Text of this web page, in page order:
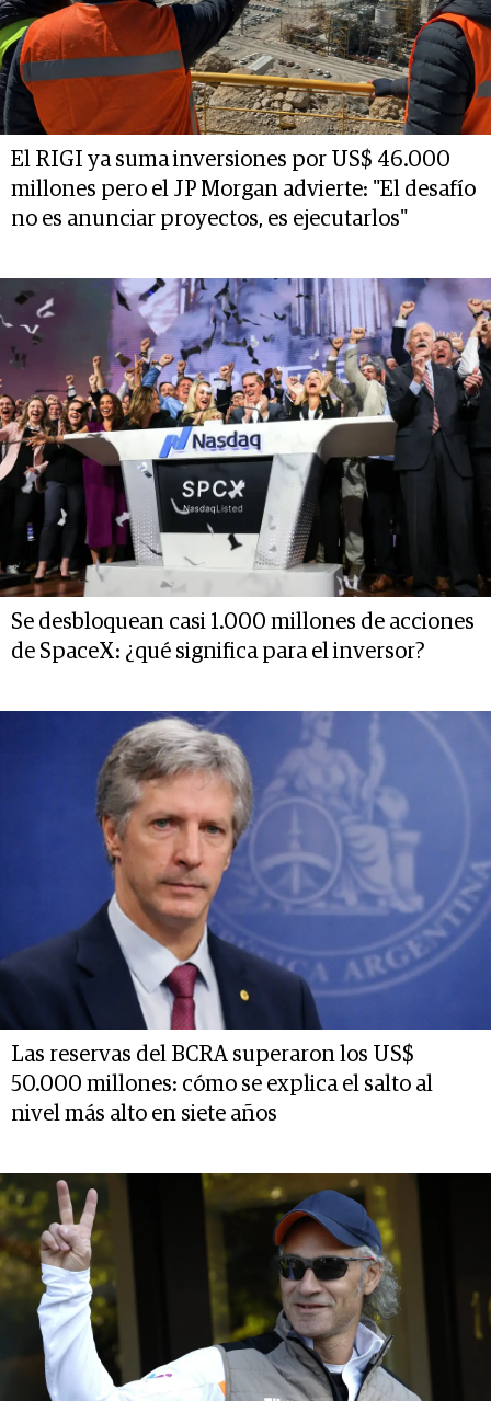
El RIGI ya suma inversiones por US$ 46.000
millones pero el JP Morgan advierte: "El desafío
no es anunciar proyectos, es ejecutarlos"
Se desbloquean casi 1.000 millones de acciones
de SpaceX: ¿qué significa para el inversor?
Las reservas del BCRA superaron los US$
50.000 millones: cómo se explica el salto al
nivel más alto en siete años